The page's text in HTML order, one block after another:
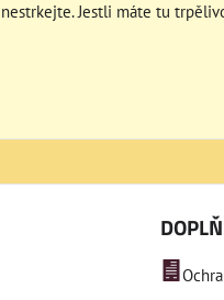
nestrkejte. Jestli máte tu